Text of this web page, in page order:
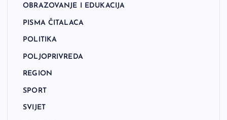
OBRAZOVANJE I EDUKACIJA
PISMA ČITALACA
POLITIKA
POLJOPRIVREDA
REGION
SPORT
SVIJET